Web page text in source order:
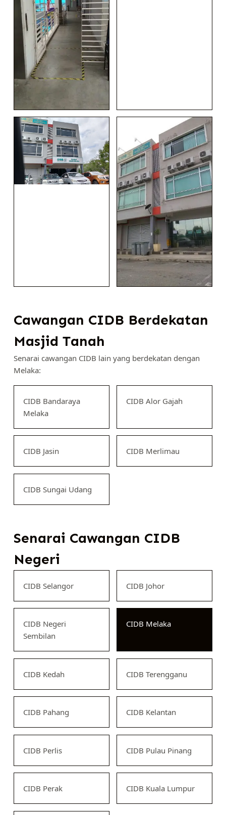
Cawangan CIDB Berdekatan
Masjid Tanah
Senarai cawangan CIDB lain yang berdekatan dengan
Melaka:
CIDB Bandaraya
Melaka
CIDB Alor Gajah
CIDB Jasin CIDB Merlimau
CIDB Sungai Udang
Senarai Cawangan CIDB
Negeri
CIDB Selangor CIDB Johor
CIDB Negeri
Sembilan
CIDB Melaka
CIDB Kedah CIDB Terengganu
CIDB Pahang CIDB Kelantan
CIDB Perlis CIDB Pulau Pinang
CIDB Perak CIDB Kuala Lumpur